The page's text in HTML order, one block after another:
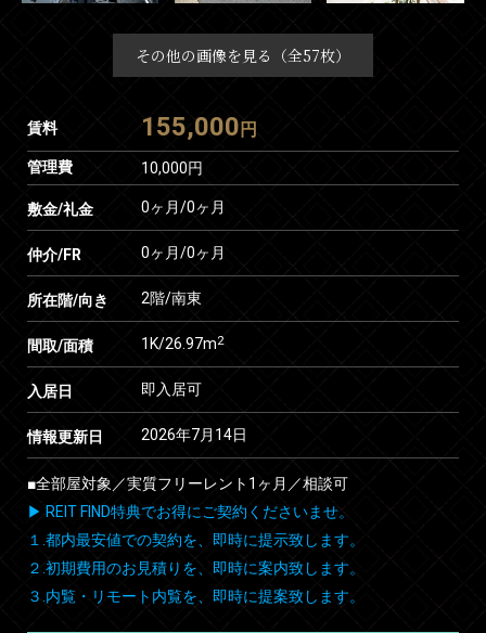
その他の画像を見る（全57枚）
賃料 155,000 円
管理費 10,000円
敷金/礼金 0ヶ月/0ヶ月
仲介/FR 0ヶ月/0ヶ月
所在階/向き 2階/南東
間取/面積 1K/26.97m2
入居日 即入居可
情報更新日 2026年7月14日
■全部屋対象／実質フリーレント1ヶ月／相談可
▶ REIT FIND特典でお得にご契約くださいませ。
１.都内最安値での契約を、即時に提示致します。
２.初期費用のお見積りを、即時に案内致します。
３.内覧・リモート内覧を、即時に提案致します。